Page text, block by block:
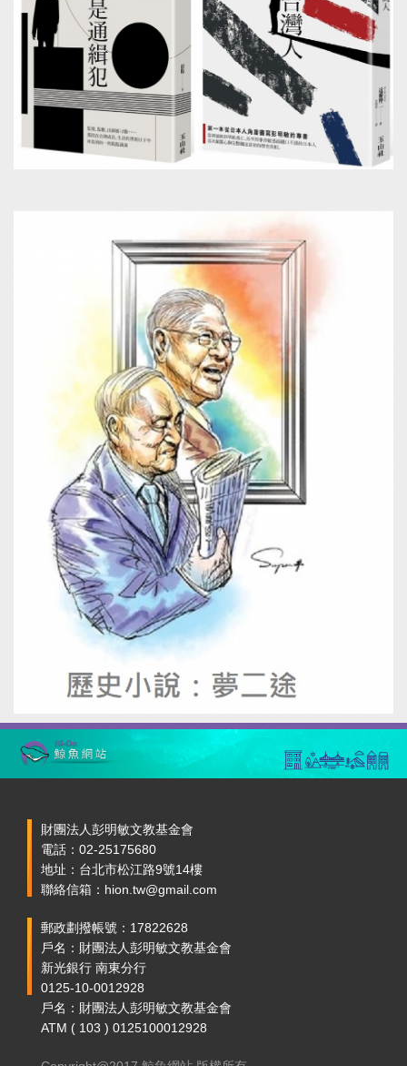
財團法人彭明敏文教基金會
電話：02-25175680
地址：台北市松江路9號14樓
聯絡信箱：hion.tw@gmail.com
郵政劃撥帳號：17822628
戶名：財團法人彭明敏文教基金會
新光銀行 南東分行
0125-10-0012928
戶名：財團法人彭明敏文教基金會
ATM ( 103 ) 0125100012928